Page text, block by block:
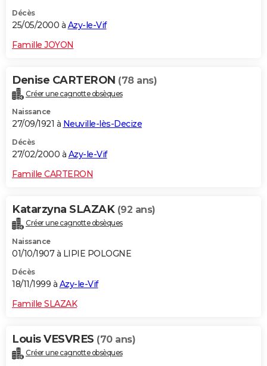
Décès
25/05/2000 à Azy-le-Vif
Famille JOYON
Denise CARTERON (78 ans)
Créer une cagnotte obsèques
Naissance
27/09/1921 à Neuville-lès-Decize
Décès
27/02/2000 à Azy-le-Vif
Famille CARTERON
Katarzyna SLAZAK (92 ans)
Créer une cagnotte obsèques
Naissance
01/10/1907 à LIPIE POLOGNE
Décès
18/11/1999 à Azy-le-Vif
Famille SLAZAK
Louis VESVRES (70 ans)
Créer une cagnotte obsèques